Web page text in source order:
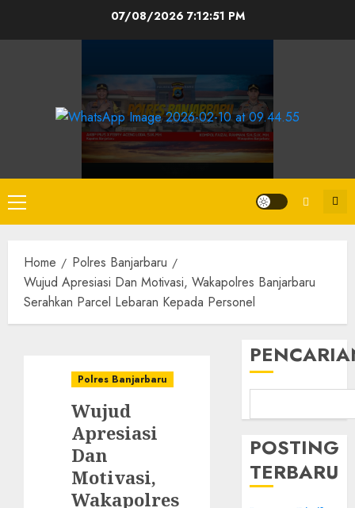
07/08/2026 7:12:51 PM
Home
Polres Banjarbaru
Wujud Apresiasi Dan Motivasi, Wakapolres Banjarbaru
Serahkan Parcel Lebaran Kepada Personel
Polres Banjarbaru
Wujud
Apresiasi
Dan
Motivasi,
Wakapolres
POSTING
TERBARU